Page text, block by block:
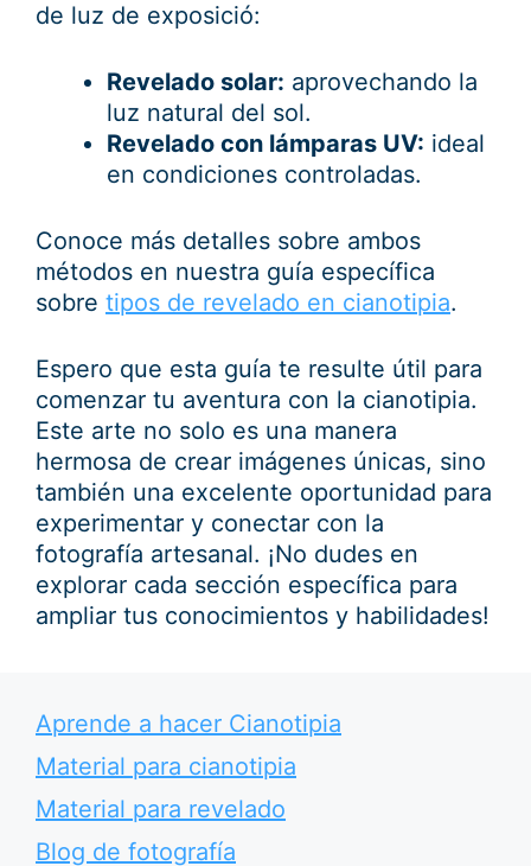
de luz de exposició:
Revelado solar: aprovechando la
luz natural del sol.
Revelado con lámparas UV: ideal
en condiciones controladas.
Conoce más detalles sobre ambos
métodos en nuestra guía específica
sobre tipos de revelado en cianotipia.
Espero que esta guía te resulte útil para
comenzar tu aventura con la cianotipia.
Este arte no solo es una manera
hermosa de crear imágenes únicas, sino
también una excelente oportunidad para
experimentar y conectar con la
fotografía artesanal. ¡No dudes en
explorar cada sección específica para
ampliar tus conocimientos y habilidades!
Aprende a hacer Cianotipia
Material para cianotipia
Material para revelado
Blog de fotografía